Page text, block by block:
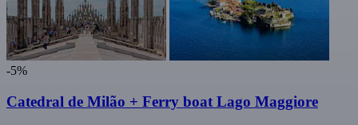
-5%
Catedral de Milão + Ferry boat Lago Maggiore